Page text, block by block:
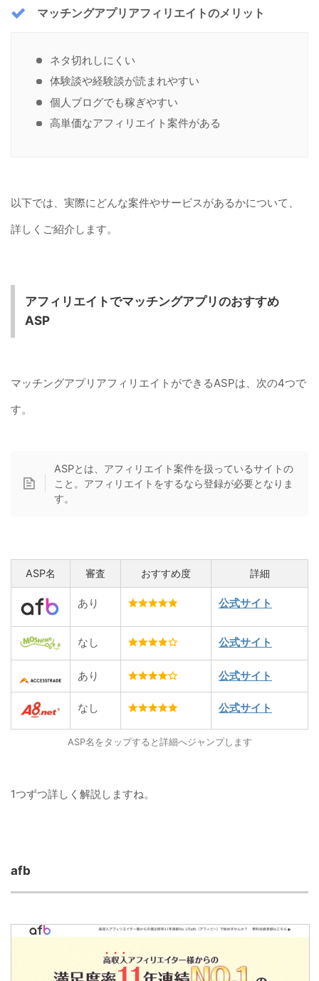
マッチングアプリアフィリエイトのメリット
ネタ切れしにくい
体験談や経験談が読まれやすい
個人ブログでも稼ぎやすい
高単価なアフィリエイト案件がある
以下では、実際にどんな案件やサービスがあるかについて、
詳しくご紹介します。
アフィリエイトでマッチングアプリのおすすめ
ASP
マッチングアプリアフィリエイトができるASPは、次の4つで
す。
ASPとは、アフィリエイト案件を扱っているサイトの
こと。アフィリエイトをするなら登録が必要となりま
す。
ASP名 審査 おすすめ度 詳細
あり 公式サイト
なし 公式サイト
あり 公式サイト
なし 公式サイト
ASP名をタップすると詳細へジャンプします
1つずつ詳しく解説しますね。
afb